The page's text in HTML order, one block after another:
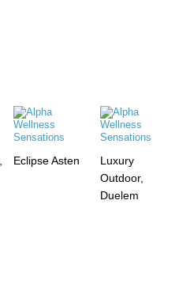
Eclipse Asten
Luxury
Outdoor,
Duelem